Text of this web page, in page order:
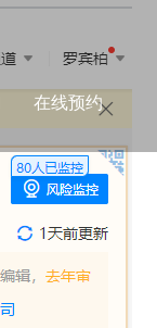
在线预约